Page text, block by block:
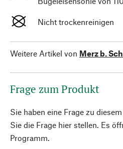
Nicht trockenreinigen
Weitere Artikel von Merz b.
Frage zum Produkt
Sie haben eine Frage zu
Sie die Frage hier stellen. Es
Programm.